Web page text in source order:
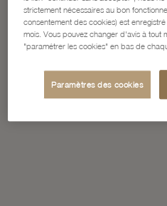
strictement nécessaires au bon
consentement des cookies) est
mois. Vous pouvez changer d'avis à tout
"paramétrer les cookies" en bas de
Paramètres des cookies